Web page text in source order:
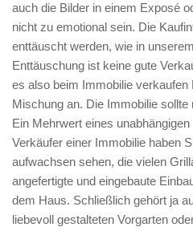
auch die Bilder in einem Exposé
nicht zu emotional sein. Die
enttäuscht werden, wie in
Enttäuschung ist keine gute
es also beim Immobilie verkaufen
Mischung an. Die Immobilie
Ein Mehrwert eines
Verkäufer einer Immobilie haben
aufwachsen sehen, die vielen
angefertigte und eingebaute
dem Haus. Schließlich gehört ja
liebevoll gestalteten Vorgarten